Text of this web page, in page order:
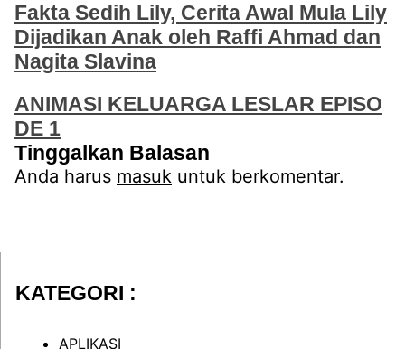
Fakta Sedih Lily, Cerita Awal Mula Lily
Dijadikan Anak oleh Raffi Ahmad dan
Nagita Slavina
ANIMASI KELUARGA LESLAR EPISO
DE 1
Tinggalkan Balasan
Anda harus masuk untuk berkomentar.
KATEGORI :
APLIKASI